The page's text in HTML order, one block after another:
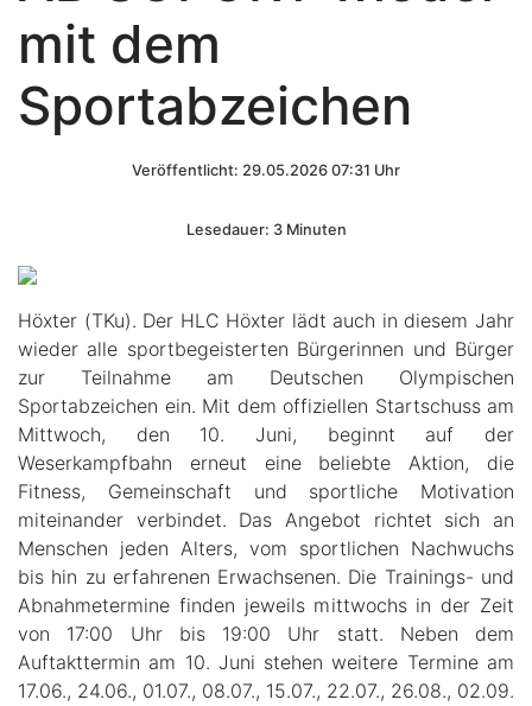
mit dem
Sportabzeichen
Veröffentlicht: 29.05.2026 07:31 Uhr
Lesedauer: 3 Minuten
Höxter (TKu). Der HLC Höxter lädt auch in diesem Jahr
wieder alle sportbegeisterten Bürgerinnen und Bürger
zur Teilnahme am Deutschen Olympischen
Sportabzeichen ein. Mit dem offiziellen Startschuss am
Mittwoch, den 10. Juni, beginnt auf der
Weserkampfbahn erneut eine beliebte Aktion, die
Fitness, Gemeinschaft und sportliche Motivation
miteinander verbindet. Das Angebot richtet sich an
Menschen jeden Alters, vom sportlichen Nachwuchs
bis hin zu erfahrenen Erwachsenen. Die Trainings- und
Abnahmetermine finden jeweils mittwochs in der Zeit
von 17:00 Uhr bis 19:00 Uhr statt. Neben dem
Auftakttermin am 10. Juni stehen weitere Termine am
17.06., 24.06., 01.07., 08.07., 15.07., 22.07., 26.08., 02.09.